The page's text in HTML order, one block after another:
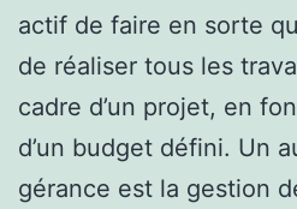
actif de faire en sorte
de réaliser tous les
cadre d’un projet, en
d’un budget défini. Un
gérance est la gestion